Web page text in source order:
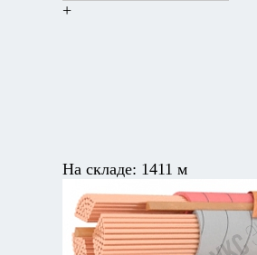
+
На складе: 1411 м